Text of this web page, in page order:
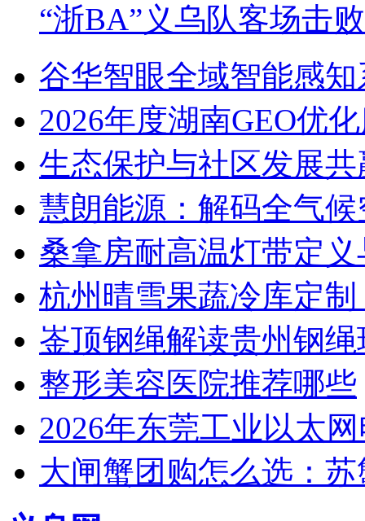
“浙BA”义乌队客场击
谷华智眼全域智能感
2026年度湖南GEO优
生态保护与社区发展
慧朗能源：解码全气
桑拿房耐高温灯带定
杭州晴雪果蔬冷库定
崟顶钢绳解读贵州钢
整形美容医院推荐哪些
2026年东莞工业以太
大闸蟹团购怎么选：